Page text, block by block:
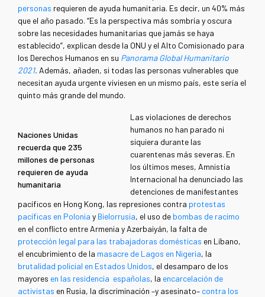
personas requieren de ayuda humanitaria. Es decir, un 40% más
que el año pasado. “Es la perspectiva más sombría y oscura
sobre las necesidades humanitarias que jamás se haya
establecido”, explican desde la ONU y el Alto Comisionado para
los Derechos Humanos en su Panorama Global Humanitario
2021. Además, añaden, si todas las personas vulnerables que
necesitan ayuda urgente viviesen en un mismo país, este sería el
quinto más grande del mundo.
Naciones Unidas
recuerda que 235
millones de personas
requieren de ayuda
humanitaria
Las violaciones de derechos
humanos no han parado ni
siquiera durante las
cuarentenas más severas. En
los últimos meses, Amnistía
Internacional ha denunciado las
detenciones de manifestantes
pacíficos en Hong Kong, las represiones contra protestas
pacíficas en Polonia y Bielorrusia, el uso de bombas de racimo
en el conflicto entre Armenia y Azerbaiyán, la falta de
protección legal para las trabajadoras domésticas en Líbano,
el encubrimiento de la masacre de Lagos en Nigeria, la
brutalidad policial en Estados Unidos, el desamparo de los
mayores en las residencia españolas, la encarcelación de
activistas en Rusia, la discriminación –y asesinato– contra los